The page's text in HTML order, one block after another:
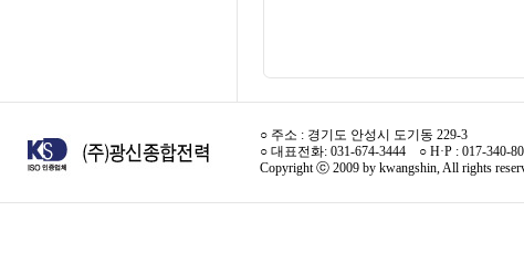
○ 주소 : 경기도 안성시 도기동 229-3
○ 대표전화: 031-674-3444 ○ H·P : 017-340-
Copyright ⓒ 2009 by kwangshin, All rights